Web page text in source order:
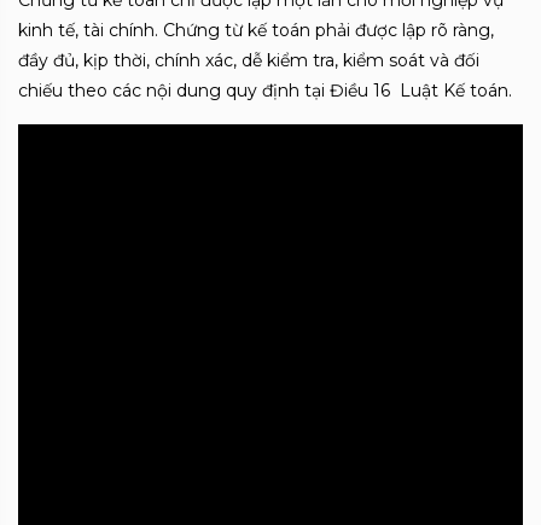
kinh tế, tài chính. Chứng từ kế toán phải được lập rõ ràng,
đầy đủ, kịp thời, chính xác, dễ kiểm tra, kiểm soát và đối
chiếu theo các nội dung quy định tại Điều 16 Luật Kế toán.